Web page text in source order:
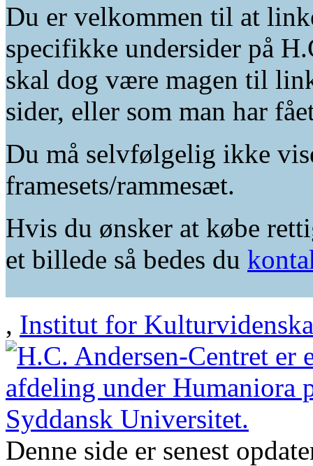
Du er velkommen til at
specifikke undersider på
skal dog være magen til
sider, eller som man har
Du må selvfølgelig ikke
framesets/rammesæt.
Hvis du ønsker at købe
et billede så bedes du
, Institut for
Denne side er senest